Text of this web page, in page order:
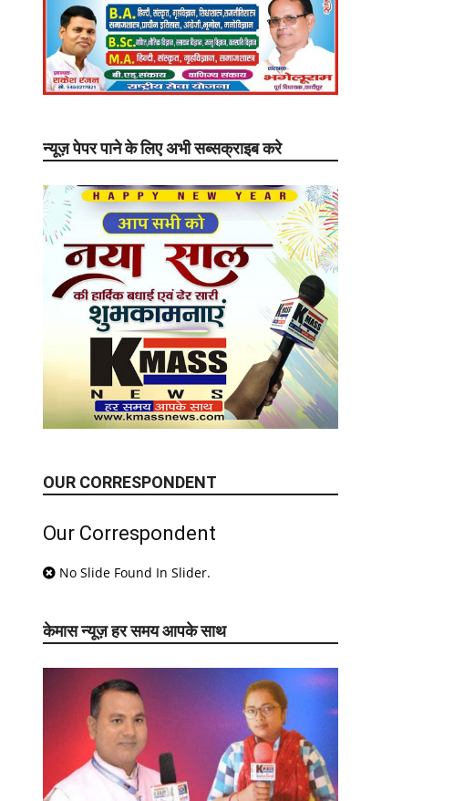
न्यूज़ पेपर पाने के लिए अभी सब्सक्राइब करे
OUR CORRESPONDENT
Our Correspondent
No Slide Found In Slider.
केमास न्यूज़ हर समय आपके साथ